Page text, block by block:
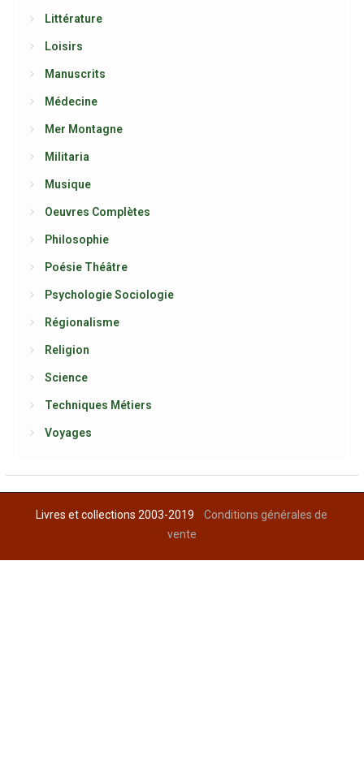
Littérature
Loisirs
Manuscrits
Médecine
Mer Montagne
Militaria
Musique
Oeuvres Complètes
Philosophie
Poésie Théâtre
Psychologie Sociologie
Régionalisme
Religion
Science
Techniques Métiers
Voyages
Livres et collections 2003-2019Conditions générales de
vente